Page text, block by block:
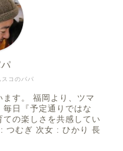
コのパパ
す。 福岡より、ツマ
日『予定通りではな
の楽しさを共感してい
つむぎ 次女 : ひかり 長